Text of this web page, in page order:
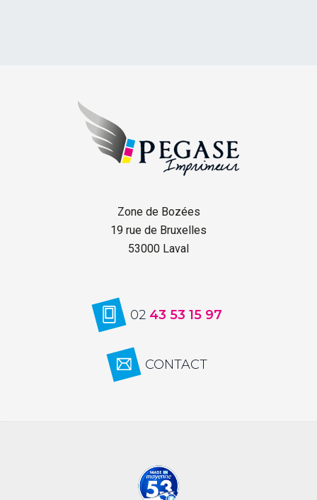
Zone de Bozées
19 rue de Bruxelles
53000 Laval
02 43 53 15 97
CONTACT